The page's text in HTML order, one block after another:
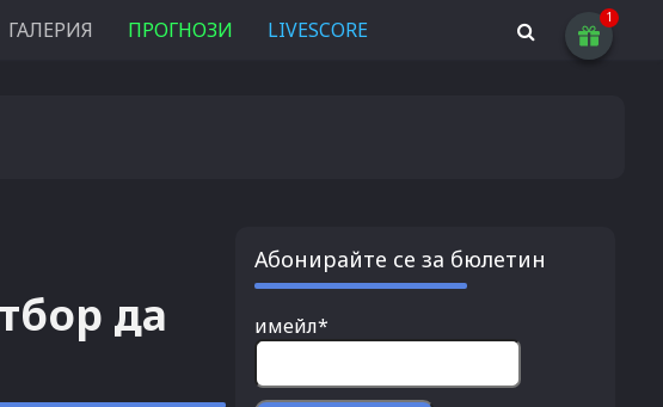
ГАЛЕРИЯ ПРОГНОЗИ LIVESCORE
да
Абонирайте се за бюлетин
имейл*